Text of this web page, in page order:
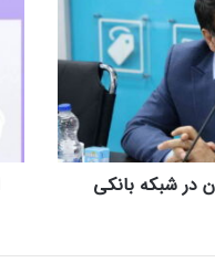
در شبکه بانکی